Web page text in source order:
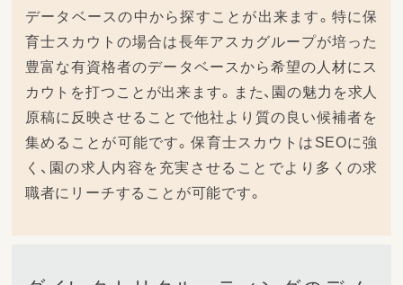
データベースの中から探すことが出来ます。特に保
育士スカウトの場合は長年アスカグループが培った
豊富な有資格者のデータベースから希望の人材にス
カウトを打つことが出来ます。また、園の魅力を求人
原稿に反映させることで他社より質の良い候補者を
集めることが可能です。保育士スカウトはSEOに強
く、園の求人内容を充実させることでより多くの求
職者にリーチすることが可能です。